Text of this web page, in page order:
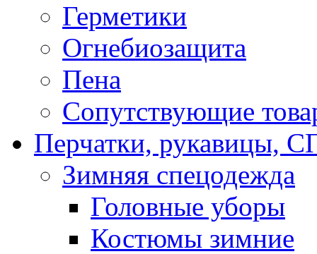
Герметики
Огнебиозащита
Пена
Сопутствующие
Перчатки,
Зимняя спецодежда
Головные уборы
Костюмы зимние